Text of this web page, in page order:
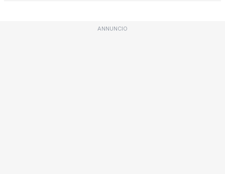
ANNUNCIO